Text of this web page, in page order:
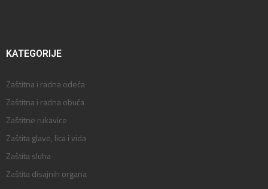
KATEGORIJE
Zaštitna i radna odeća
Zaštitna i radna obuća
Zaštitne rukavice
Zaštita glave, lica i vida
Zaštita sluha
Zaštita disajnih organa